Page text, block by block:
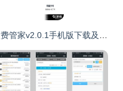
缴费管家v2.0.1手机版下载及91手游网应用服务全解析